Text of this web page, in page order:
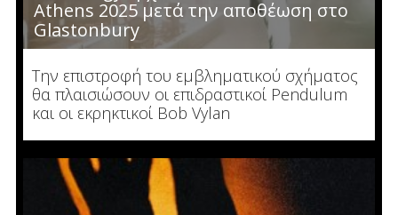
Athens 2025 μετά την αποθέωση στο
Glastonbury
Την επιστροφή του εμβληματικού σχήματος
θα πλαισιώσουν οι επιδραστικοί Pendulum
και οι εκρηκτικοί Bob Vylan